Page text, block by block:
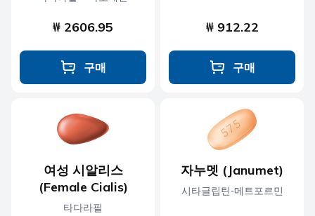
₩ 2606.95
구매
₩ 912.22
구매
여성 시알리스
(Female Cialis)
타다라필
자누멧 (Janumet)
시타글립틴-메트포르민